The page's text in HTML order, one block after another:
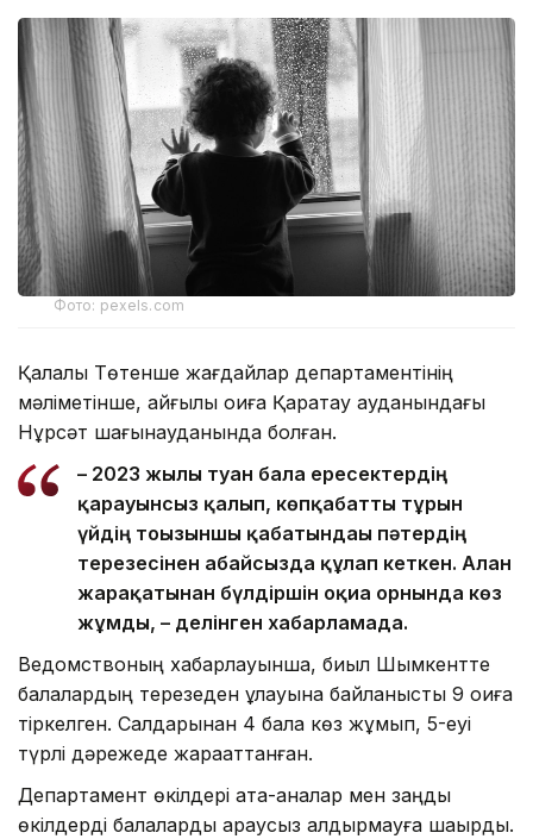
Фото: pexels.com
Қалалық Төтенше жағдайлар департаментінің
мәліметінше, қайғылы оқиға Қаратау ауданындағы
Нұрсәт шағынауданында болған.
– 2023 жылы туған бала ересектердің
қарауынсыз қалып, көпқабатты тұрғын
үйдің тоғызыншы қабатындағы пәтердің
терезесінен абайсызда құлап кеткен. Алған
жарақатынан бүлдіршін оқиға орнында көз
жұмды, – делінген хабарламада.
Ведомствоның хабарлауынша, биыл Шымкентте
балалардың терезеден құлауына байланысты 9 оқиға
тіркелген. Салдарынан 4 бала көз жұмып, 5-еуі
түрлі дәрежеде жарақаттанған.
Департамент өкілдері ата-аналар мен заңды
өкілдерді балаларды қараусыз қалдырмауға шақырды.